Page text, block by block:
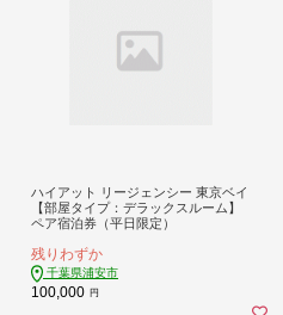
ハイアット リージェンシー 東京ベイ
【部屋タイプ：デラックスルーム】
ペア宿泊券（平日限定）
残りわずか
千葉県浦安市
100,000 円